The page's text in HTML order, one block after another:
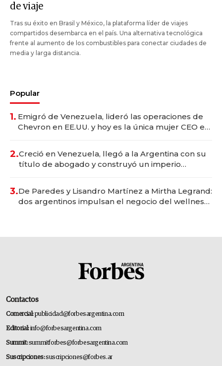
de viaje
Tras su éxito en Brasil y México, la plataforma líder de viajes
compartidos desembarca en el país. Una alternativa tecnológica
frente al aumento de los combustibles para conectar ciudades de
media y larga distancia.
Popular
1. Emigró de Venezuela, lideró las operaciones de
Chevron en EE.UU. y hoy es la única mujer CEO en
2.Creció en Venezuela, llegó a la Argentina con su
título de abogado y construyó un imperio
3.De Paredes y Lisandro Martínez a Mirtha Legrand:
dos argentinos impulsan el negocio del wellness
Contactos
Comercial:publicidad@forbesargentina.com
Editorial:info@forbesargentina.com
Summit:summitforbes@forbesargentina.com
Suscripciones:suscripciones@forbes.ar